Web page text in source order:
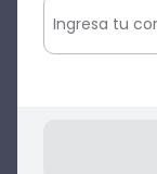
privacidad